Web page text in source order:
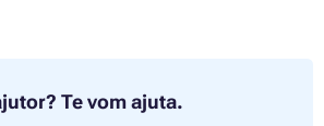
Te vom ajuta.